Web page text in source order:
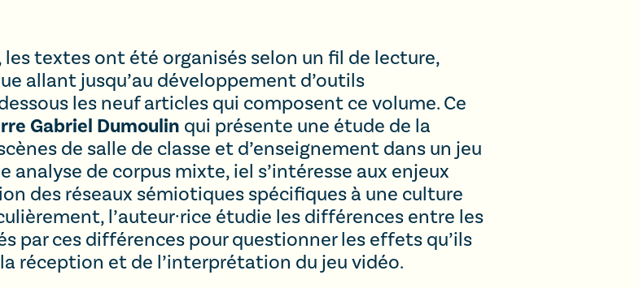
textes ont été organisés selon un fil de lecture,
allant jusqu’au développement d’outils
les neuf articles qui composent ce volume. Ce
Gabriel Dumoulin qui présente une étude de la
de salle de classe et d’enseignement dans un jeu
analyse de corpus mixte, iel s’intéresse aux enjeux
des réseaux sémiotiques spécifiques à une culture
l’auteur·rice étudie les différences entre les
par ces différences pour questionner les effets qu’ils
réception et de l’interprétation du jeu vidéo.